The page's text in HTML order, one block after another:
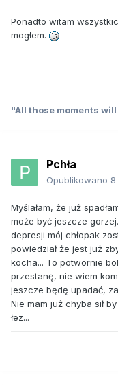
Ponadto witam
mogłem.
"All those moments
Pchła
Opublikowano
Myślałam, że już
może być jeszcze
depresji mój chłopak
powiedział że jest już
kocha... To potwornie
przestanę, nie wiem
jeszcze będę upadać,
Nie mam już chyba sił
łez...